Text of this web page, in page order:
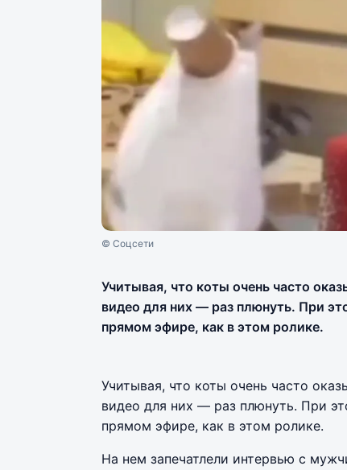
© Соцсети
Учитывая, что коты очень часто
видео для них — раз плюнуть. При
прямом эфире, как в этом ролике.
Учитывая, что коты очень часто
видео для них — раз плюнуть. При
прямом эфире, как в этом ролике.
На нем запечатлели интервью с